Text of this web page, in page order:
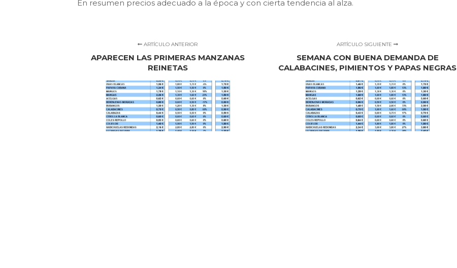
En resumen precios adecuado a la época y con cierta tendencia al alza.
ARTÍCULO ANTERIOR
APARECEN LAS PRIMERAS MANZANAS
REINETAS
ARTÍCULO SIGUIENTE
SEMANA CON BUENA DEMANDA DE
CALABACINES, PIMIENTOS Y PAPAS NEGRAS